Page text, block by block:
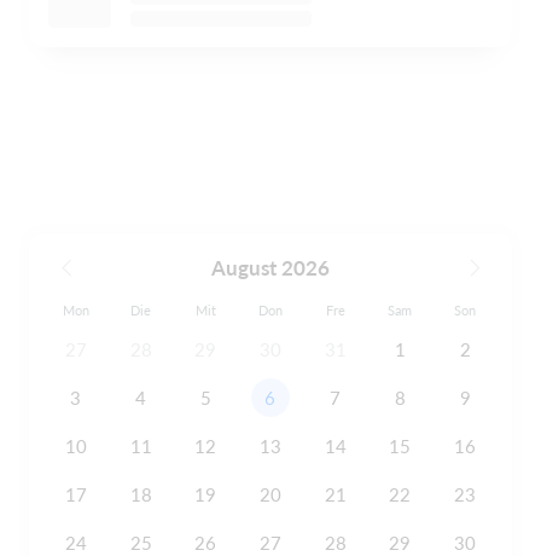
August 2026
Mon Die Mit Don Fre Sam Son
1 2
3 4 5 6 7 8 9
10 11 12 13 14 15 16
17 18 19 20 21 22 23
24 25 26 27 28 29 30